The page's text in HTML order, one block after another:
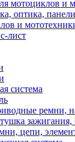
мотоциклов и
оптика,
и
лист
система
ремни,
зажигания,
цепи,